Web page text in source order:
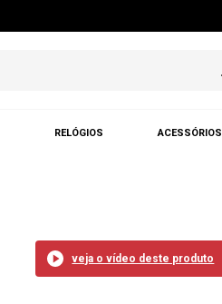
RELÓGIOS ACESSÓRIOS
veja o vídeo deste produto